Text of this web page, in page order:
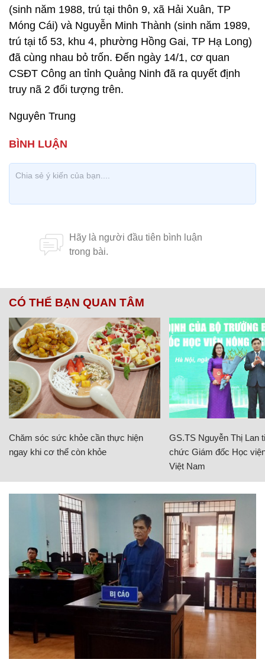
(sinh năm 1988, trú tại thôn 9, xã Hải Xuân, TP
Móng Cái) và Nguyễn Minh Thành (sinh năm 1989,
trú tại tổ 53, khu 4, phường Hồng Gai, TP Hạ Long)
đã cùng nhau bỏ trốn. Đến ngày 14/1, cơ quan
CSĐT Công an tỉnh Quảng Ninh đã ra quyết định
truy nã 2 đối tượng trên.
Nguyên Trung
CÓ THỂ BẠN QUAN TÂM
Chăm sóc sức khỏe cần thực hiện
ngay khi cơ thể còn khỏe
GS.TS Nguyễn Thị Lan
chức Giám đốc Học
Việt Nam